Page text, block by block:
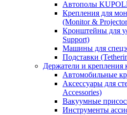
Автополы
Крепления для
(Monitor &
Кронштейны для
Support)
Машины для
Подставки
Держатели и крепления
Автомобильные
Аксессуары для
Accessories)
Вакуумные
Инструменты